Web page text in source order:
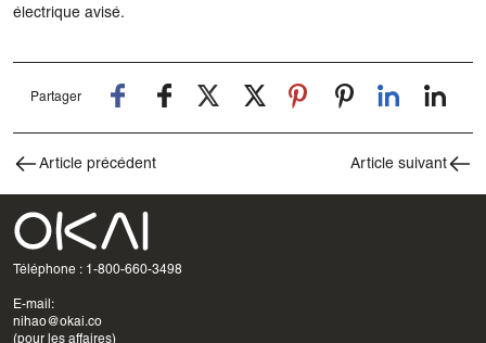
électrique avisé.
Partager
Article précédent Article suivant
Téléphone : 1-800-660-3498
E-mail:
nihao@okai.co
(pour les affaires)